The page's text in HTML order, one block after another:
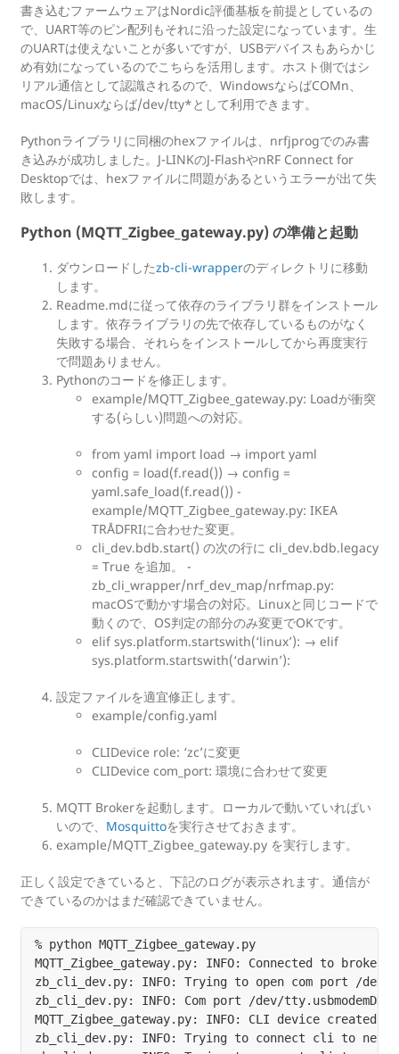
書き込むファームウェアはNordic評価基板を前提としているの
で、UART等のピン配列もそれに沿った設定になっています。生
のUARTは使えないことが多いですが、USBデバイスもあらかじ
め有効になっているのでこちらを活用します。ホスト側ではシ
リアル通信として認識されるので、WindowsならばCOMn、
macOS/Linuxならば/dev/tty*として利用できます。
Pythonライブラリに同梱のhexファイルは、nrfjprogでのみ書
き込みが成功しました。J-LINKのJ-FlashやnRF Connect for
Desktopでは、hexファイルに問題があるというエラーが出て失
敗します。
Python (MQTT_Zigbee_gateway.py) の準備と起動
ダウンロードしたzb-cli-wrapperのディレクトリに移動
します。
Readme.mdに従って依存のライブラリ群をインストール
します。依存ライブラリの先で依存しているものがなく
失敗する場合、それらをインストールしてから再度実行
で問題ありません。
Pythonのコードを修正します。
example/MQTT_Zigbee_gateway.py: Loadが衝突
する(らしい)問題への対応。
from yaml import load → import yaml
config = load(f.read()) → config =
yaml.safe_load(f.read()) -
example/MQTT_Zigbee_gateway.py: IKEA
TRÅDFRIに合わせた変更。
cli_dev.bdb.start() の次の行に cli_dev.bdb.legacy
= True を追加。 -
zb_cli_wrapper/nrf_dev_map/nrfmap.py:
macOSで動かす場合の対応。Linuxと同じコードで
動くので、OS判定の部分のみ変更でOKです。
elif sys.platform.startswith(‘linux’): → elif
sys.platform.startswith(‘darwin’):
設定ファイルを適宜修正します。
example/config.yaml
CLIDevice role: ‘zc’に変更
CLIDevice com_port: 環境に合わせて変更
MQTT Brokerを起動します。ローカルで動いていればい
いので、 Mosquittoを実行させておきます。
example/MQTT_Zigbee_gateway.py を実行します。
正しく設定できていると、下記のログが表示されます。通信が
できているのかはまだ確認できていません。
% python MQTT_Zigbee_gateway.py
MQTT_Zigbee_gateway.py: INFO: Connected to
zb_cli_dev.py: INFO: Trying to open com port /dev/
zb_cli_dev.py: INFO: Com port /dev/
MQTT_Zigbee_gateway.py: INFO: CLI device
zb_cli_dev.py: INFO: Trying to connect cli to